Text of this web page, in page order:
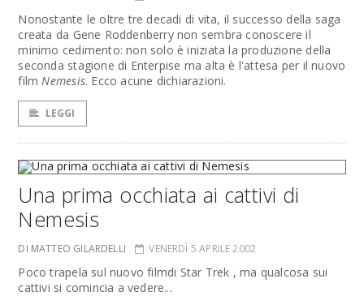
Nonostante le oltre tre decadi di vita, il successo della saga
creata da Gene Roddenberry non sembra conoscere il
minimo cedimento: non solo è iniziata la produzione della
seconda stagione di Enterpise ma alta è l'attesa per il nuovo
filmNemesis. Ecco acune dichiarazioni.
LEGGI
Una prima occhiata ai cattivi di
Nemesis
DI MATTEO GILARDELLI VENERDÌ 5 APRILE 2002
Poco trapela sul nuovo filmdi Star Trek , ma qualcosa sui
cattivi si comincia a vedere...